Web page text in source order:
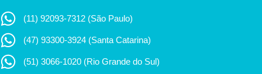
(11) 92093-7312 (São Paulo)
(47) 93300-3924 (Santa Catarina)
(51) 3066-1020 (Rio Grande do Sul)